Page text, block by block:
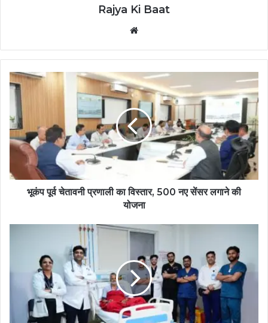
Rajya Ki Baat
भूकंप पूर्व चेतावनी प्रणाली का विस्तार, 500 नए सेंसर लगाने की
योजना